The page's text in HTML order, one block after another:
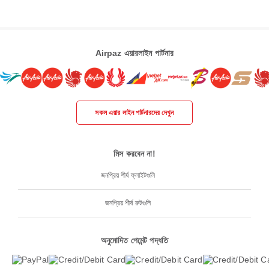
Airpaz এয়ারলাইন পার্টনার
সকল এয়ার লাইন পার্টনারদের দেখুন
মিস করবেন না!
জনপ্রিয় শীর্ষ ফ্লাইটগুলি
জনপ্রিয় শীর্ষ রুটগুলি
অনুমোদিত পেমেন্ট পদ্ধতি